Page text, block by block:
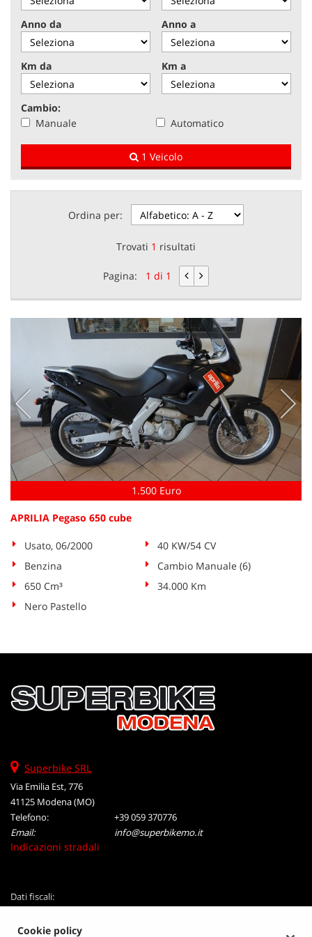
NEWS
AREA COMMERCIANTI
Anno da Anno a
Km da Km a
Cambio:
Manuale
Automatico
1 Veicolo
Ordina per:
Trovati 1 risultati
Pagina: 1 di 1
1.500 Euro
APRILIA Pegaso 650 cube
Usato, 06/2000
40 KW/54 CV
Benzina
Cambio Manuale (6)
650 Cm³
34.000 Km
Nero Pastello
Superbike SRL
Via Emilia Est, 776
41125 Modena (MO)
Telefono:
+39 059 370776
Email:
info@superbikemo.it
Indicazioni stradali
Dati fiscali:
Via Emilia Est, 776, Modena (MO)
Cookie policy
tracciamento
che
adottiamo
per
offrire
le
funzionalità
e
svolgere
le
attività
seguito
funzionamento
tracciamento
rimanda
alla
cookie
policy.
Puoi
rivedere
e
tue
in
qualsiasi
Cookie necessari
Cookie delle preferenze
Cookie per il miglioramento dell'esperienza utente
Cookie analitici
Cookie di marketing
cookie